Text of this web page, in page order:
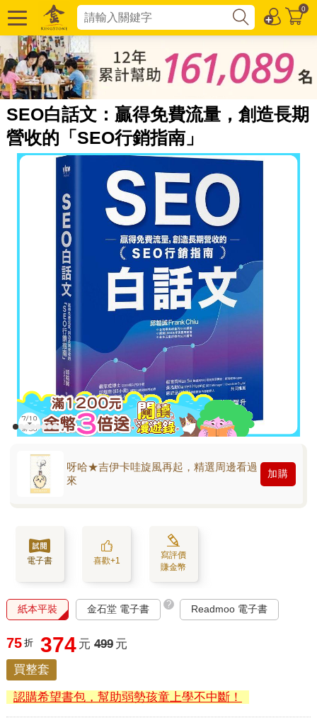
0
SEO白話文：贏得免費流量，創造長期
營收的「SEO行銷指南」
呀哈★吉伊卡哇旋風再起，精選周邊看過
來
加購
電子書 喜歡+1
寫評價
賺金幣
紙本平裝 金石堂 電子書 ? Readmoo 電子書
75 折 374 元 499 元
買整套
認購希望書包，幫助弱勢孩童上學不中斷！